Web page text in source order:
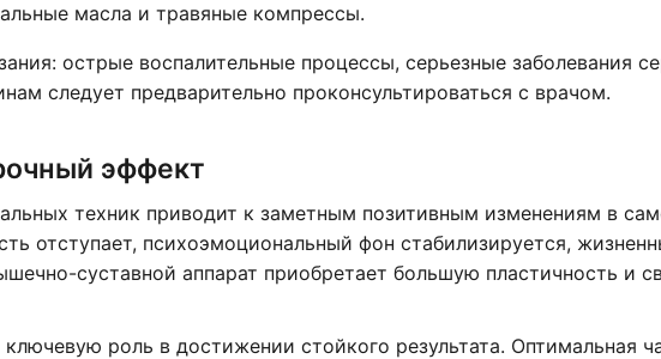
масла и травяные компрессы.
острые воспалительные процессы, серьезные заболевания
следует предварительно проконсультироваться с врачом.
эффект
техник приводит к заметным позитивным изменениям в
отступает, психоэмоциональный фон стабилизируется,
суставной аппарат приобретает большую пластичность и
ключевую роль в достижении стойкого результата. Оптимальная